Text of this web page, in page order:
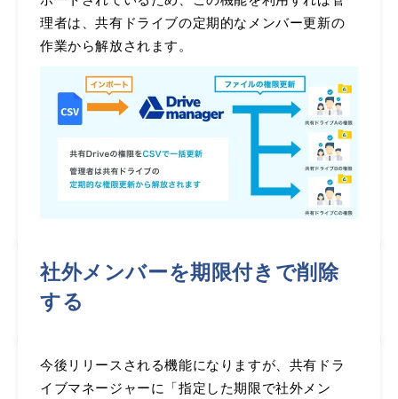
理者は、共有ドライブの定期的なメンバー更新の
作業から解放されます。
社外メンバーを期限付きで削除
する
今後リリースされる機能になりますが、共有ドラ
イブマネージャーに「指定した期限で社外メン